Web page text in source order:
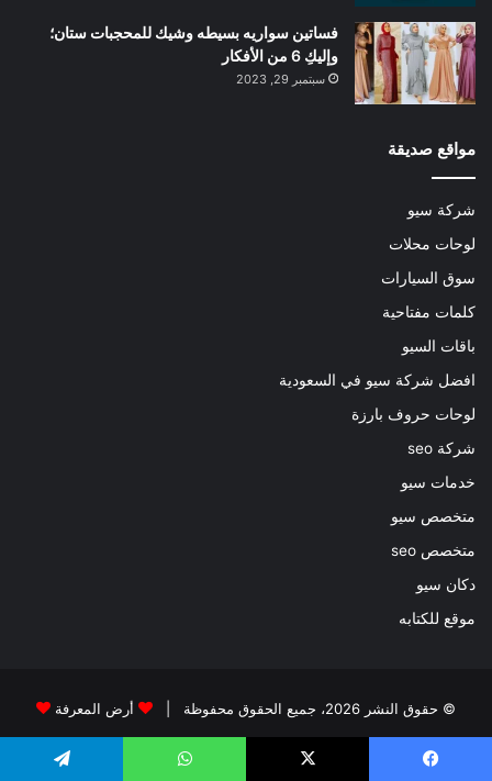
فساتين سواريه بسيطه وشيك للمحجبات ستان؛
وإليكِ 6 من الأفكار
سبتمبر 29, 2023
مواقع صديقة
شركة سيو
لوحات محلات
سوق السيارات
كلمات مفتاحية
باقات السيو
افضل شركة سيو في السعودية
لوحات حروف بارزة
شركة seo
خدمات سيو
متخصص سيو
متخصص seo
دكان سيو
موقع للكتابه
© حقوق النشر 2026، جميع الحقوق محفوظة |
أرض المعرفة